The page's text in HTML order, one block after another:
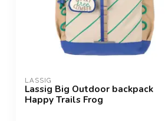
LASSIG
Lassig Big Outdoor backpack
Happy Trails Frog